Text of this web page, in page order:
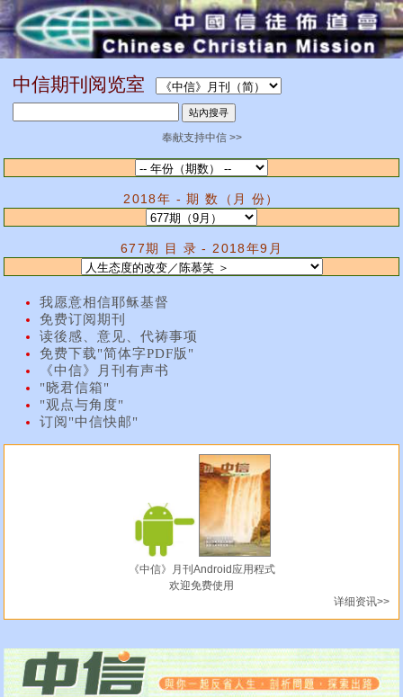
中信期刊阅览室
奉献支持中信 >>
2018年 - 期 数（月 份）
677期 目 录 - 2018年9月
我愿意相信耶稣基督
免费订阅期刊
读後感、意见、代祷事项
免费下载"简体字PDF版"
《中信》月刊有声书
"晓君信箱"
"观点与角度"
订阅"中信快邮"
《中信》月刊Android应用程式
欢迎免费使用
详细资讯>>